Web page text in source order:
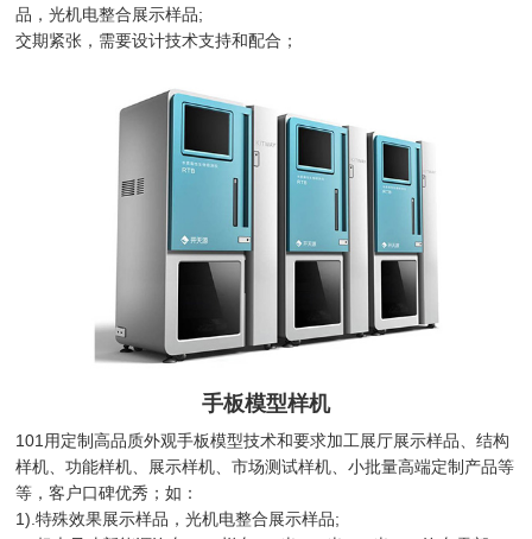
品，光机电整合展示样品;
交期紧张，需要设计技术支持和配合；
手板模型样机
101用定制高品质外观手板模型技术和要求加工展厅展示样品、结构
样机、功能样机、展示样机、市场测试样机、小批量高端定制产品等
等，客户口碑优秀；如：
1).特殊效果展示样品，光机电整合展示样品;